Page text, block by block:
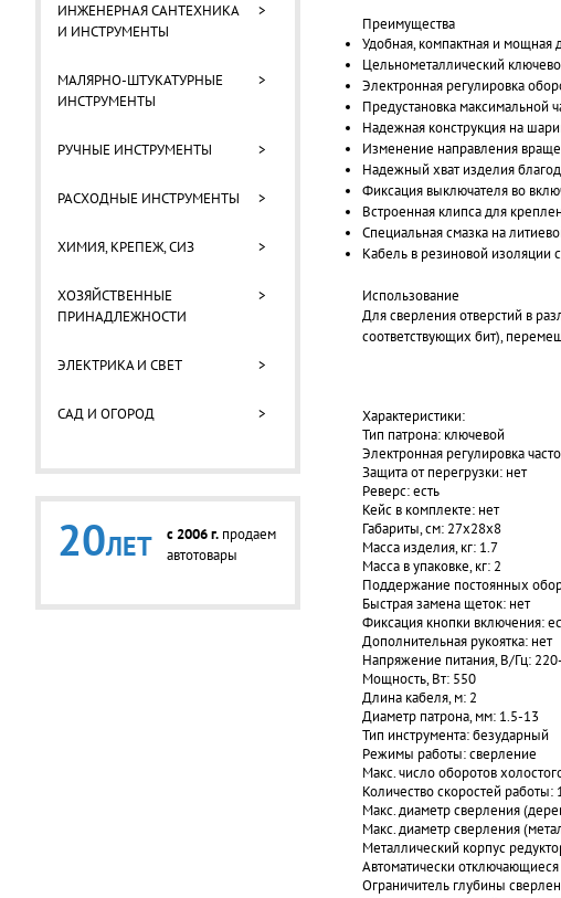
ИНЖЕНЕРНАЯ САНТЕХНИКА
И ИНСТРУМЕНТЫ
>
МАЛЯРНО-ШТУКАТУРНЫЕ
ИНСТРУМЕНТЫ
>
РУЧНЫЕ ИНСТРУМЕНТЫ >
РАСХОДНЫЕ ИНСТРУМЕНТЫ >
ХИМИЯ, КРЕПЕЖ, СИЗ >
ХОЗЯЙСТВЕННЫЕ
ПРИНАДЛЕЖНОСТИ
>
ЭЛЕКТРИКА И СВЕТ >
САД И ОГОРОД >
20ЛЕТ c 2006 г. продаем
автотовары
Преимущества
Удобная, компактная и мощная
Цельнометаллический
Электронная регулировка
Предустановка максимальной
Надежная конструкция на
Изменение направления
Надежный хват изделия
Фиксация выключателя во
Встроенная клипса для
Специальная смазка на
Кабель в резиновой изоляции
Использование
Для сверления отверстий в
соответствующих бит),
Характеристики:
Тип патрона: ключевой
Электронная регулировка
Защита от перегрузки: нет
Реверс: есть
Кейс в комплекте: нет
Габариты, см: 27x28x8
Масса изделия, кг: 1.7
Масса в упаковке, кг: 2
Поддержание постоянных
Быстрая замена щеток: нет
Фиксация кнопки включения:
Дополнительная рукоятка: нет
Напряжение питания, В/Гц:
Мощность, Вт: 550
Длина кабеля, м: 2
Диаметр патрона, мм: 1.5-13
Тип инструмента: безударный
Режимы работы: сверление
Макс. число оборотов
Количество скоростей работы:
Макс. диаметр сверления
Макс. диаметр сверления
Металлический корпус
Автоматически
Ограничитель глубины